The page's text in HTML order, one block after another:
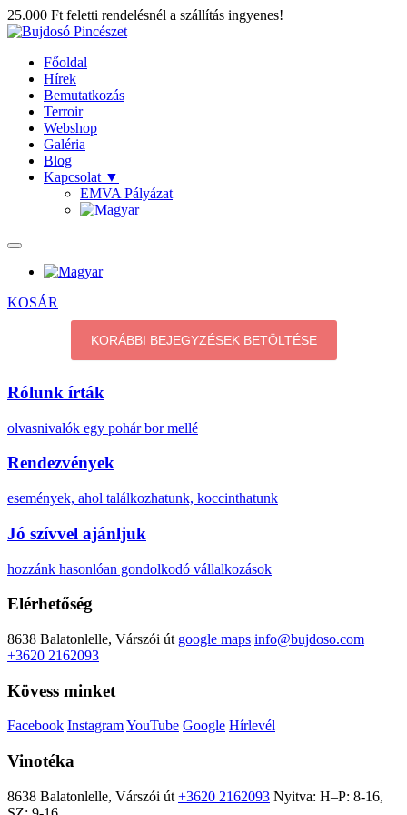
25.000 Ft feletti rendelésnél a szállítás ingyenes!
Főoldal
Hírek
Bemutatkozás
Terroir
Webshop
Galéria
Blog
Kapcsolat ▼
EMVA Pályázat
KOSÁR
KORÁBBI BEJEGYZÉSEK BETÖLTÉSE
Rólunk írták
olvasnivalók egy pohár bor mellé
Rendezvények
események, ahol találkozhatunk, koccinthatunk
Jó szívvel ajánljuk
hozzánk hasonlóan gondolkodó vállalkozások
Elérhetőség
8638 Balatonlelle, Várszói út google maps info@bujdoso.com
+3620 2162093
Kövess minket
Facebook InstagramYouTube Google Hírlevél
Vinotéka
8638 Balatonlelle, Várszói út +3620 2162093 Nyitva: H–P: 8-16,